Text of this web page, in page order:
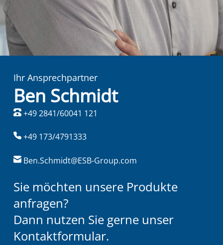
Ihr Ansprechpartner
Ben Schmidt
+49 2841/60041 121
+49 173/4791333
Ben.Schmidt@ESB-Group.com
Sie möchten unsere Produkte
anfragen?
Dann nutzen Sie gerne unser
Kontaktformular.